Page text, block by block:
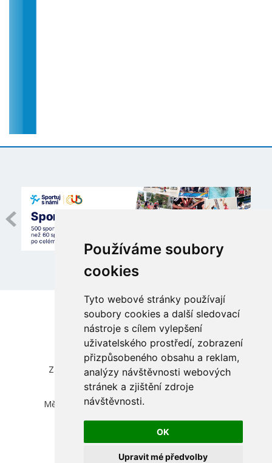
Používáme soubory
cookies
Tyto webové stránky používají
soubory cookies a další sledovací
nástroje s cílem vylepšení
uživatelského prostředí, zobrazení
přizpůsobeného obsahu a reklam,
analýzy návštěvnosti webových
stránek a zjištění zdroje
návštěvnosti.
OK
Upravit mé předvolby
Česká unie sportu, z.s.
Zátopkova 100/2, Praha 6 - Břevnov, 169 00
IČ 00469548, DIČ CZ00469548
zapsána ve spolkovém rejstříku vedeném
Městským soudem v Praze, oddíl L, vložka 830
info@cuscz.cz
přihlásit